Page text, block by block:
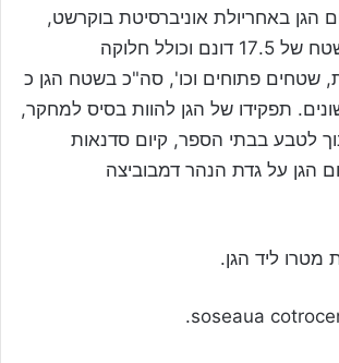
הגן באחריולת אוניברסיטת בוקרשט,
הוא משתרע על שטח של 17.5 דונם וכולל חלוקה
שטחים פתוחים וכו', סה"כ בשטח הגן כ
שונים. תפקידו של הגן להוות בסיס למחקר,
לטבע בבתי הספר, קיום סדנאות
הגן על גדת הנהר דמבוביצה
ליד הגן.